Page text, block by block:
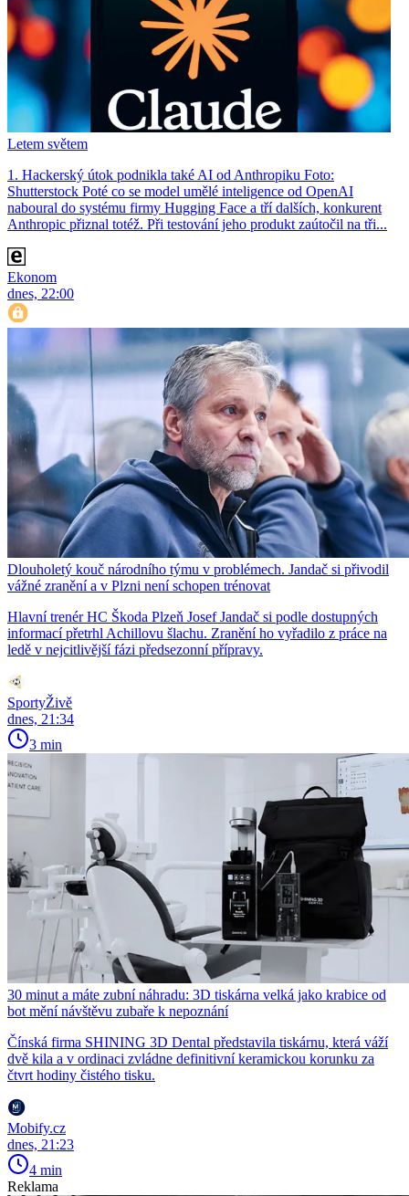
Letem světem
1. Hackerský útok podnikla také AI od Anthropiku Foto:
Shutterstock Poté co se model umělé inteligence od OpenAI
naboural do systému firmy Hugging Face a tří dalších, konkurent
Anthro­pic přiznal totéž. Při testování jeho produkt zaútočil na tři...
Ekonom
dnes, 22:00
Dlouholetý kouč národního týmu v problémech. Jandač si přivodil
vážné zranění a v Plzni není schopen trénovat
Hlavní trenér HC Škoda Plzeň Josef Jandač si podle dostupných
informací přetrhl Achillovu šlachu. Zranění ho vyřadilo z práce na
ledě v nejcitlivější fázi předsezonní přípravy.
SportyŽivě
dnes, 21:34
3 min
30 minut a máte zubní náhradu: 3D tiskárna velká jako krabice od
bot mění návštěvu zubaře k nepoznání
Čínská firma SHINING 3D Dental představila tiskárnu, která váží
dvě kila a v ordinaci zvládne definitivní keramickou korunku za
čtvrt hodiny čistého tisku.
Mobify.cz
dnes, 21:23
4 min
Reklama